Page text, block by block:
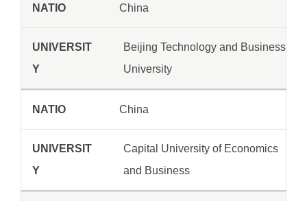
China
Beijing Technology and Business
University
China
Capital University of Economics
and Business